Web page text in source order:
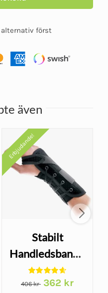
alternativ först
även
Erbjudande!
Stabilt
Handledsbandage
- Wrist Lacer
406kr Det
362 krDet